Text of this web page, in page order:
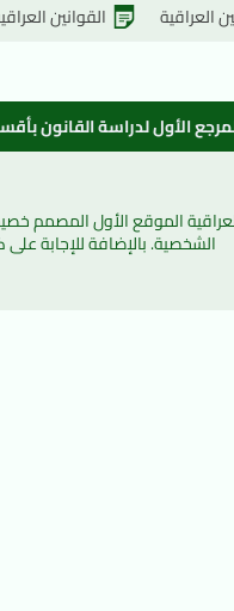
القوانين العراقية
الأول لدراسة القانون
الشخصية. بالإضافة للإجابة